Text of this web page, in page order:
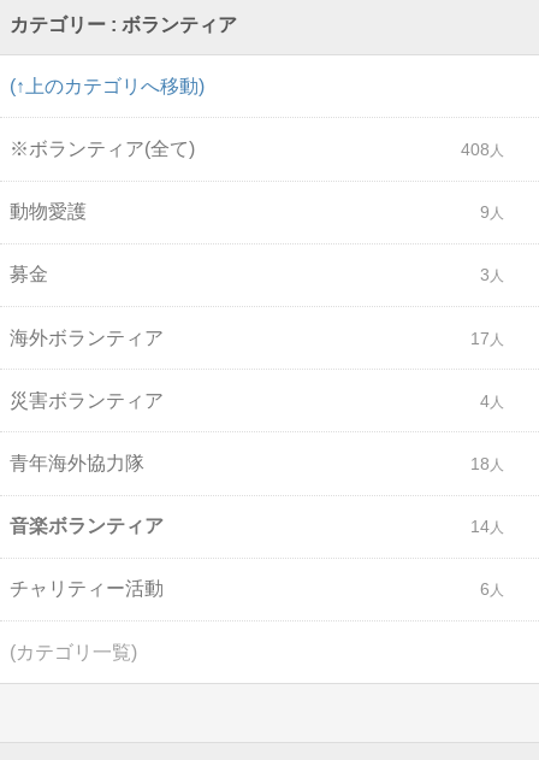
カテゴリー : ボランティア
(↑上のカテゴリへ移動)
※ボランティア(全て) 408
動物愛護 9
募金 3
海外ボランティア 17
災害ボランティア 4
青年海外協力隊 18
音楽ボランティア 14
チャリティー活動 6
(カテゴリ一覧)